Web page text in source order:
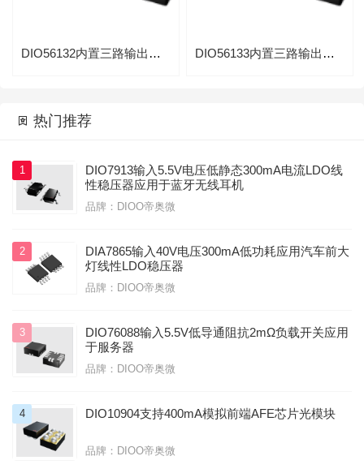
DIO56132内置三路输出正负电压AMOLED驱动 DIO56133内置三路输出正负电压AMOLED驱动
 热门推荐
1
DIO7913输入5.5V电压低静态300mA电流LDO线
性稳压器应用于蓝牙无线耳机
品牌：DIOO帝奥微
2
DIA7865输入40V电压300mA低功耗应用汽车前大
灯线性LDO稳压器
品牌：DIOO帝奥微
3
DIO76088输入5.5V低导通阻抗2mΩ负载开关应用
于服务器
品牌：DIOO帝奥微
4 DIO10904支持400mA模拟前端AFE芯片光模块
品牌：DIOO帝奥微